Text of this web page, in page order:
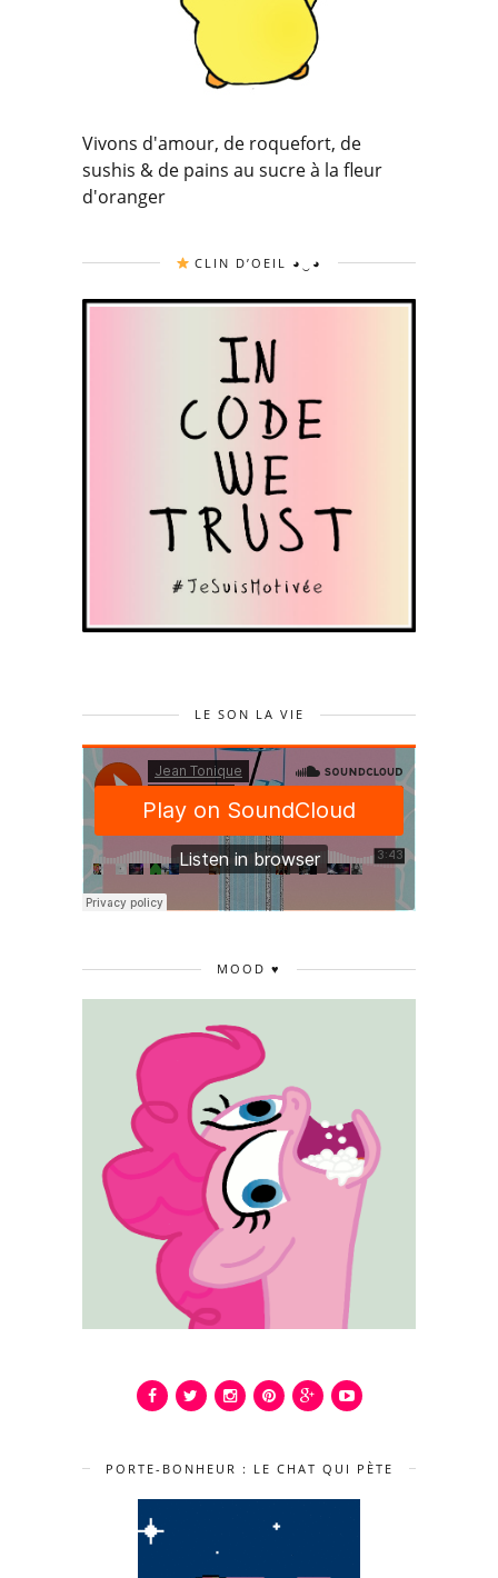
Vivons d'amour, de roquefort, de
sushis & de pains au sucre à la fleur
d'oranger
CLIN D’OEIL ◕‿◕
LE SON LA VIE
MOOD ♥
PORTE-BONHEUR : LE CHAT QUI PÈTE